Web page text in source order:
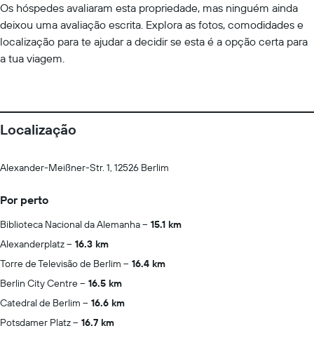
Os hóspedes avaliaram esta propriedade, mas ninguém ainda
deixou uma avaliação escrita. Explora as fotos, comodidades e
localização para te ajudar a decidir se esta é a opção certa para
a tua viagem.
Localização
Alexander-Meißner-Str. 1, 12526 Berlim
Por perto
Biblioteca Nacional da Alemanha
15.1 km
Alexanderplatz
16.3 km
Torre de Televisão de Berlim
16.4 km
Berlin City Centre
16.5 km
Catedral de Berlim
16.6 km
Potsdamer Platz
16.7 km